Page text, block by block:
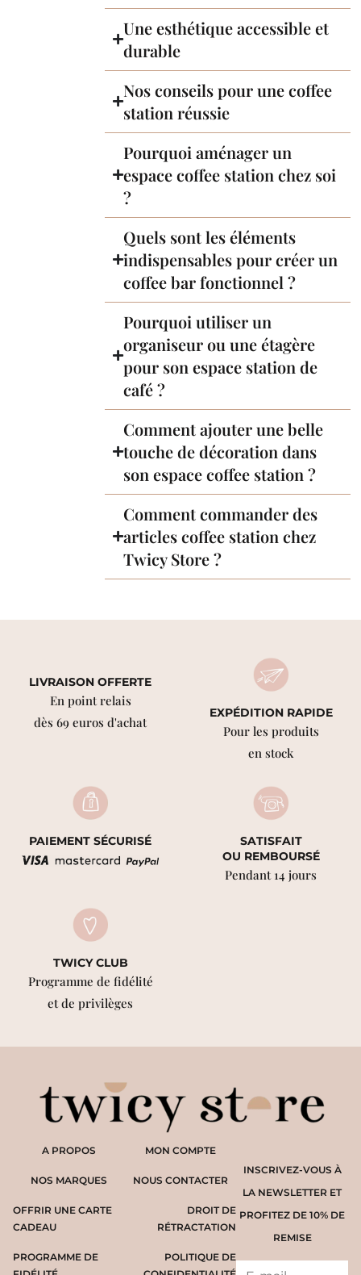
Une esthétique accessible et
durable
Nos conseils pour une coffee
station réussie
Pourquoi aménager un
espace coffee station chez soi
?
Quels sont les éléments
indispensables pour créer un
coffee bar fonctionnel ?
Pourquoi utiliser un
organiseur ou une étagère
pour son espace station de
café ?
Comment ajouter une belle
touche de décoration dans
son espace coffee station ?
Comment commander des
articles coffee station chez
Twicy Store ?
LIVRAISON OFFERTE
En point relais
dès 69 euros d'achat
EXPÉDITION RAPIDE
Pour les produits
en stock
PAIEMENT SÉCURISÉ
SATISFAIT
OU REMBOURSÉ
Pendant 14 jours
TWICY CLUB
Programme de fidélité
et de privilèges
A PROPOS
NOS MARQUES
OFFRIR UNE CARTE
CADEAU
PROGRAMME DE
INSCRIVEZ-VOUS À
LA NEWSLETTER ET
PROFITEZ DE 10% DE
REMISE
MON COMPTE
NOUS CONTACTER
DROIT DE
RÉTRACTATION
POLITIQUE DE